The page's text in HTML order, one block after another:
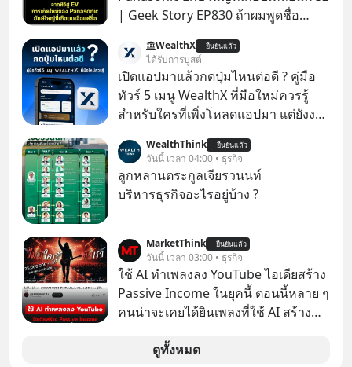
| Geek Story EP830 ถ้าผมพูดชื่อ
ถ่านไฟฉาย? ถ้าคุณยังคิดแบบนั้น แสดง
ว่าคุณกำลังพลาดเรื่องราวการ
‘Rebranding’ ที่ดุเดือดที่สุดใน
ประวัติศาสตร์ญี่ปุ่น! รู้หรือไม่ว่า ในวันที่
บาท Panasonic ตัดสินใจหักดิบ ทิ้ง
ตลาดเครื่องใช้ไฟฟ้าที่สู้ B2C ไม่ไหว
แล้วหันไปเดิมพันครั้งใหญ่กับ Tesla
และ Software Solutions จนวันนี้พวก
อุตสาหกรรม EV โลกไปแล้ว… พวกเขา
ทำได้อย่างไร เลือกฟังกันได้เลยนะครับ
อย่าลืมกด Follow ติดตาม PodCast
ช่อง Geek Forever’s Podcast ของผม
กันด้วยนะครับ 🎧 ฟังผ่าน Spotify :
ผ่าน Apple Podcast :
WealthX ยืนยันแล้ว
ได้รับการบูสต์
เปิดแอปมาแล้วกดปุ่มไหนต่อดี ? คู่มือ
ทัวร์ 5 เมนู WealthX ที่มือใหม่ควรรู้
สำหรับใครที่เพิ่งโหลดแอปมา แต่ยังงง
เลย WealthX จะขอพาไปทัวร์ 5 เมนู
หลัก ที่จะทำให้คุณใช้งานแอปเป็นได้ใน
ทันที
WealthThink ยืนยันแล้ว
วันนี้ เวลา 04:00 • ธุรกิจ
ลูกหลานตระกูลเจียรวนนท์
บริหารธุรกิจอะไรอยู่บ้าง ?
MarketThink ยืนยันแล้ว
วันนี้ เวลา 03:00 • ธุรกิจ
ใช้ AI ทำเพลงลง YouTube ไอเดียสร้าง
Passive Income ในยุคนี้ ตอนนี้หลาย ๆ
คนน่าจะเคยได้ยินเพลงที่ใช้ AI สร้าง
รู้ตัวเรา” จากช่องชื่อว่า UNHEARD
ดูทั้งหมด